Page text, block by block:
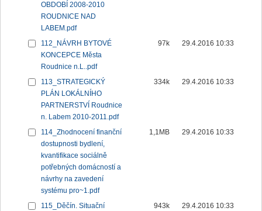
OBDOBÍ 2008-2010
ROUDNICE NAD
LABEM.pdf
112_NÁVRH BYTOVÉ
KONCEPCE Města
Roudnice n.L..pdf
97k 29.4.2016 10:33
113_STRATEGICKÝ
PLÁN LOKÁLNÍHO
PARTNERSTVÍ Roudnice
n. Labem 2010-2011.pdf
334k 29.4.2016 10:33
114_Zhodnocení finanční
dostupnosti bydlení,
kvantifikace sociálně
potřebných domácností a
návrhy na zavedení
systému pro~1.pdf
1,1MB 29.4.2016 10:33
115_Děčín. Situační
943k 29.4.2016 10:33